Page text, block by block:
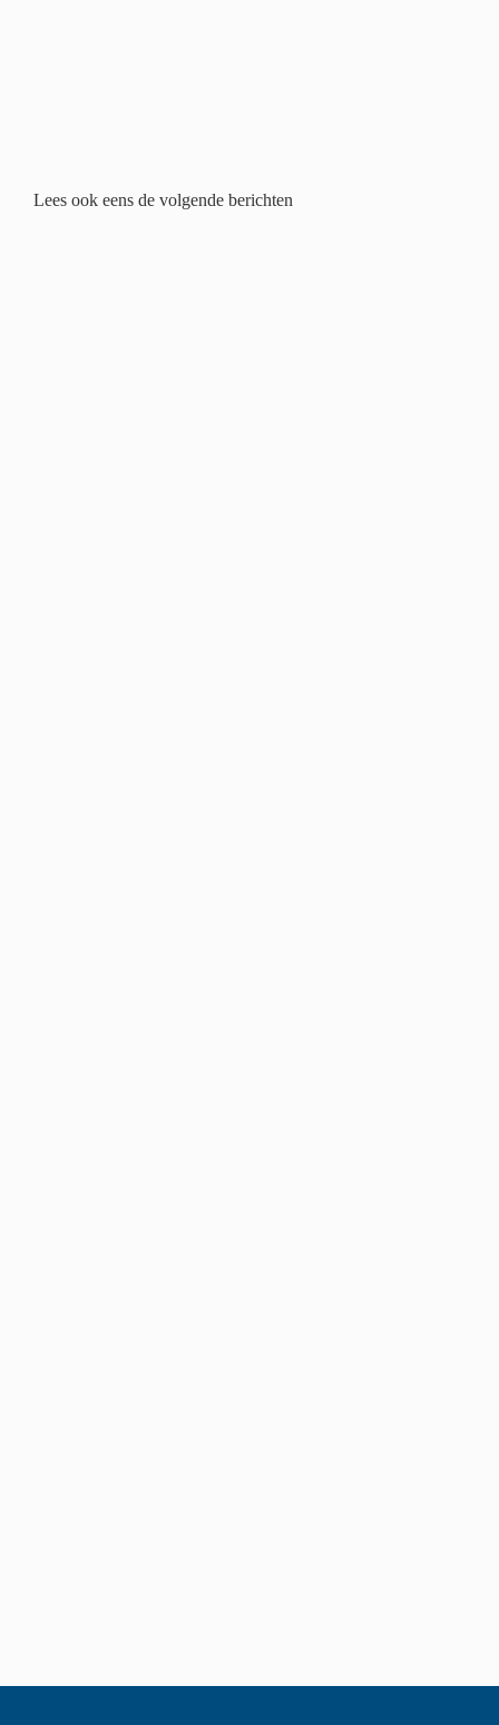
Lees ook eens de volgende berichten